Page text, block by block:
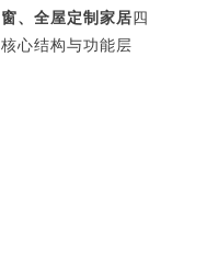
、全屋定制家居 四
心结构与功能层